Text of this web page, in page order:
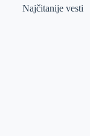
Najčitanije vesti